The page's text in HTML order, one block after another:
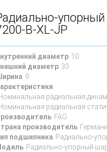
B-XL-JP
диаметр 10
диаметр 30
9
радиальная
радиальная
FAG
производитель
подшипника Радиально-
Радиально-упорный